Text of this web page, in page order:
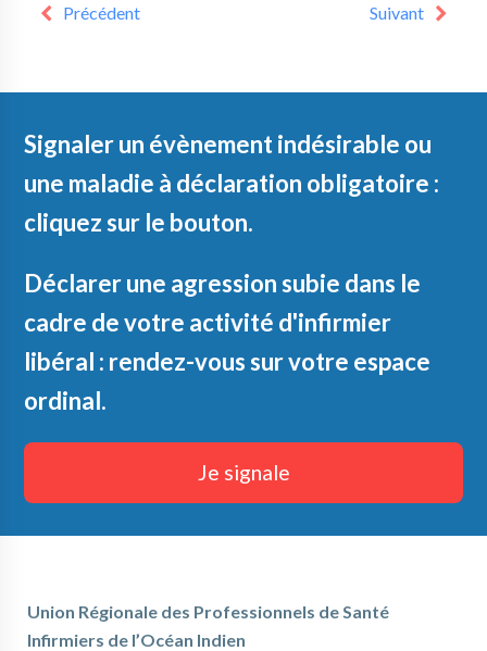
Précédent Suivant
Signaler un évènement indésirable ou
une maladie à déclaration obligatoire :
cliquez sur le bouton.
Déclarer une agression subie dans le
cadre de votre activité d'infirmier
libéral : rendez-vous sur votre espace
ordinal.
Je signale
Union Régionale des Professionnels de Santé
Infirmiers de l’Océan Indien